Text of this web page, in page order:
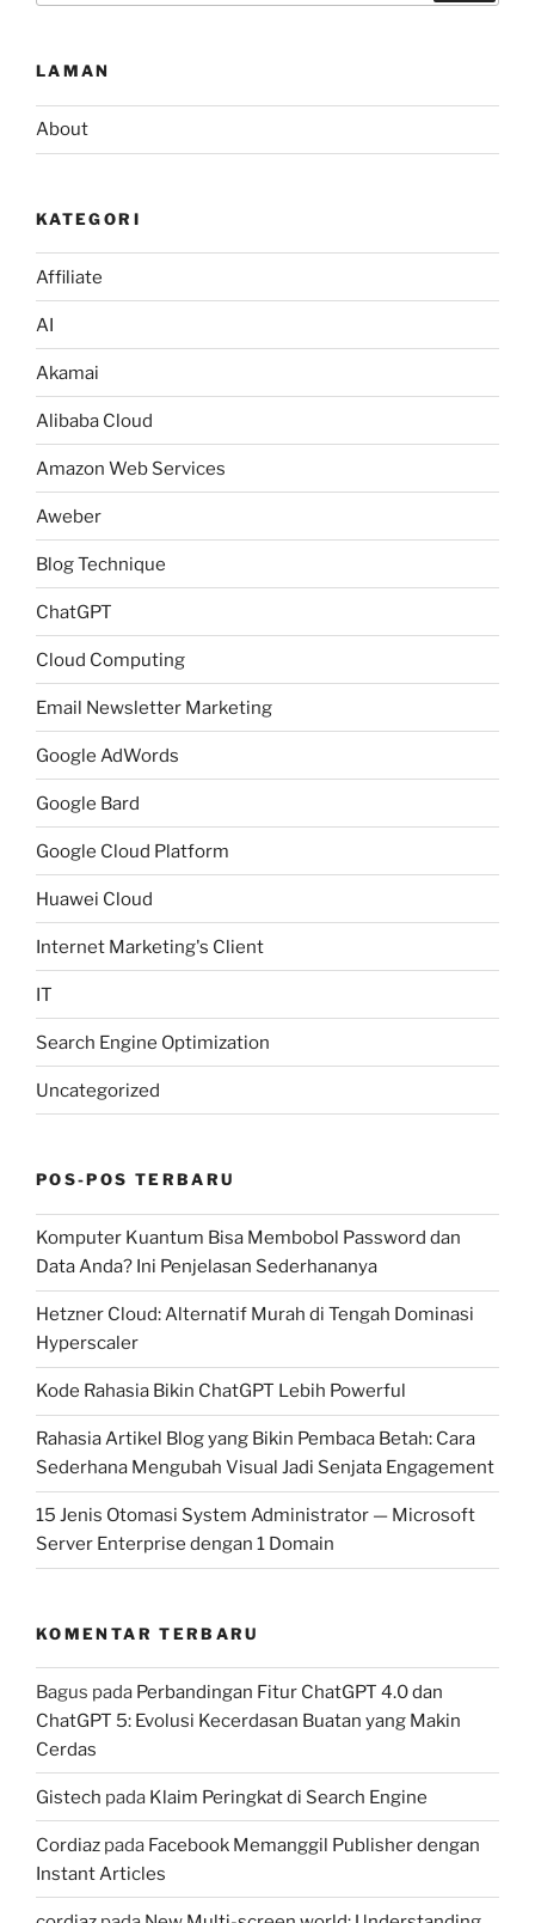
LAMAN
About
KATEGORI
Affiliate
AI
Akamai
Alibaba Cloud
Amazon Web Services
Aweber
Blog Technique
ChatGPT
Cloud Computing
Email Newsletter Marketing
Google AdWords
Google Bard
Google Cloud Platform
Huawei Cloud
Internet Marketing's Client
IT
Search Engine Optimization
Uncategorized
POS-POS TERBARU
Komputer Kuantum Bisa Membobol Password dan
Data Anda? Ini Penjelasan Sederhananya
Hetzner Cloud: Alternatif Murah di Tengah Dominasi
Hyperscaler
Kode Rahasia Bikin ChatGPT Lebih Powerful
Rahasia Artikel Blog yang Bikin Pembaca Betah: Cara
Sederhana Mengubah Visual Jadi Senjata Engagement
15 Jenis Otomasi System Administrator — Microsoft
Server Enterprise dengan 1 Domain
KOMENTAR TERBARU
Bagus pada Perbandingan Fitur ChatGPT 4.0 dan
ChatGPT 5: Evolusi Kecerdasan Buatan yang Makin
Cerdas
Gistech pada Klaim Peringkat di Search Engine
Cordiaz pada Facebook Memanggil Publisher dengan
Instant Articles